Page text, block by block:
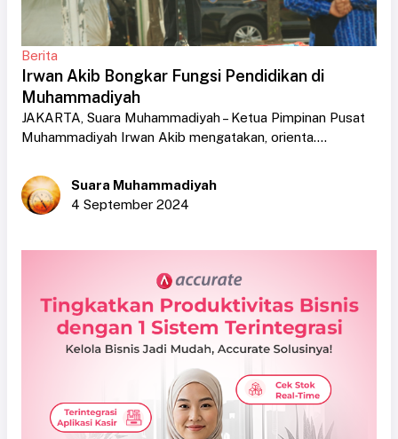
Berita
Irwan Akib Bongkar Fungsi Pendidikan di
Muhammadiyah
JAKARTA, Suara Muhammadiyah – Ketua Pimpinan Pusat
Muhammadiyah Irwan Akib mengatakan, orienta....
Suara Muhammadiyah
4 September 2024